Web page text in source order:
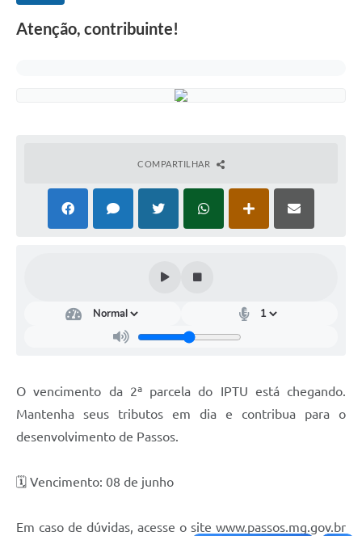
Atenção, contribuinte!
COMPARTILHAR
O vencimento da 2ª parcela do IPTU está chegando.
Mantenha seus tributos em dia e contribua para o
desenvolvimento de Passos.
🗓️ Vencimento: 08 de junho
Em caso de dúvidas, acesse o site www.passos.mg.gov.br